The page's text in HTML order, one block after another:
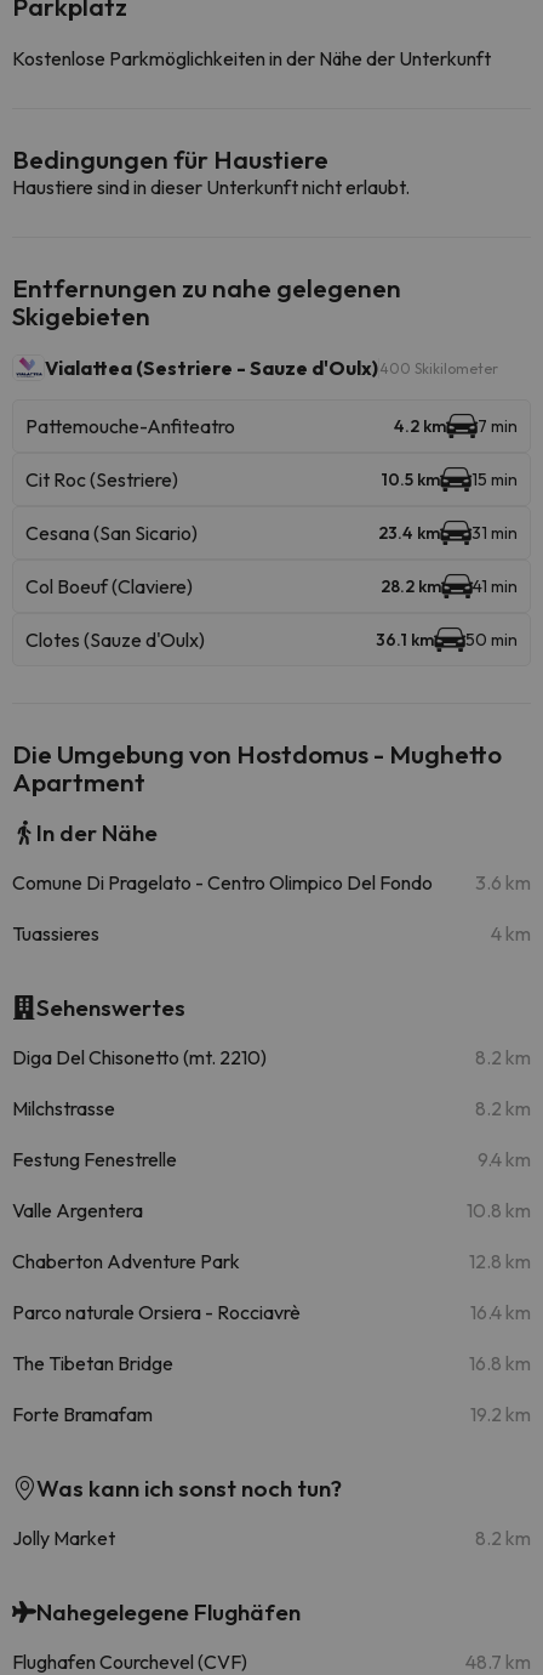
Kostenlose Parkmöglichkeiten in der Nähe der Unterkunft
Bedingungen für Haustiere
Haustiere sind in dieser Unterkunft nicht erlaubt.
Entfernungen zu nahe gelegenen
Skigebieten
Vialattea (Sestriere - Sauze d'Oulx)400 Skikilometer
Pattemouche-Anfiteatro 4.2 km 7 min
Cit Roc (Sestriere) 10.5 km 15 min
Cesana (San Sicario) 23.4 km 31 min
Col Boeuf (Claviere) 28.2 km 41 min
Clotes (Sauze d'Oulx) 36.1 km 50 min
Die Umgebung von Hostdomus - Mughetto
Apartment
In der Nähe
Comune Di Pragelato - Centro Olimpico Del Fondo 3.6 km
Tuassieres 4 km
Sehenswertes
Diga Del Chisonetto (mt. 2210) 8.2 km
Milchstrasse 8.2 km
Festung Fenestrelle 9.4 km
Valle Argentera 10.8 km
Chaberton Adventure Park 12.8 km
Parco naturale Orsiera - Rocciavrè 16.4 km
The Tibetan Bridge 16.8 km
Forte Bramafam 19.2 km
Was kann ich sonst noch tun?
Jolly Market 8.2 km
Nahegelegene Flughäfen
Flughafen Courchevel (CVF) 48.7 km